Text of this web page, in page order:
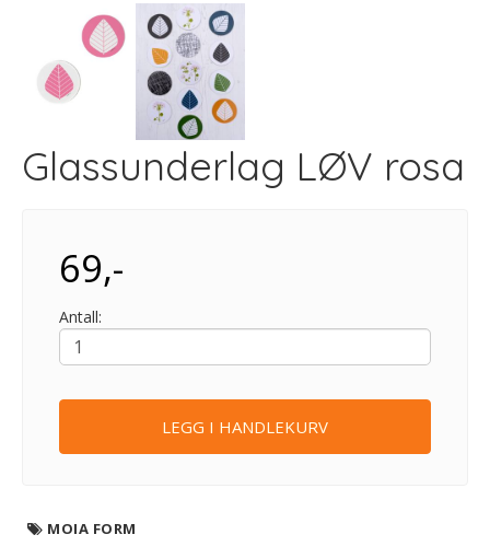
Glassunderlag LØV rosa
69,-
Antall:
LEGG I HANDLEKURV
MOIA FORM